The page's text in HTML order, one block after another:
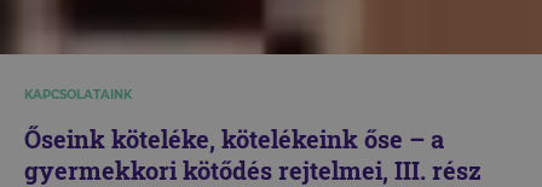
KAPCSOLATAINK
Őseink köteléke, kötelékeink őse – a
gyermekkori kötődés rejtelmei, III. rész